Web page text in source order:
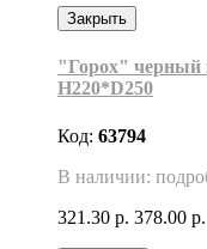
Закрыть
"Горох"
H220*D250
Код: 63794
В наличии:
321.30 р. 378.00 р.